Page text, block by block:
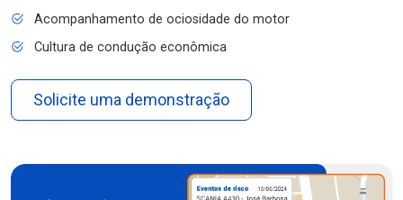
Acompanhamento de ociosidade do motor
Cultura de condução econômica
Solicite uma demonstração